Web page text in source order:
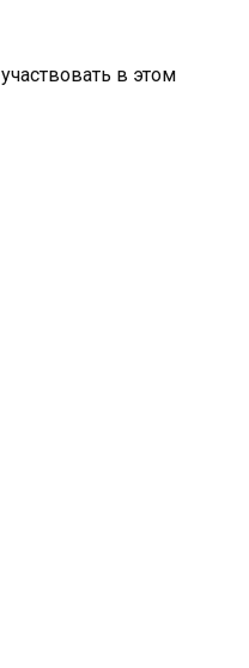
в этом